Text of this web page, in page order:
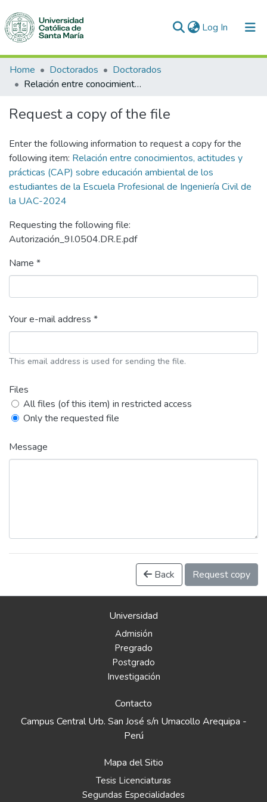
Log In (current)
Communities & Collections
All of DSpace
Statistics
Home Doctorados
Doctorados
Relación entre conocimientos, actitudes y prácticas (CAP) sobre educación ambiental de los estudiantes de la Escuela Profesional de Ingeniería Civil de la UAC-2024
Request a copy of the file
Enter the following information to request a copy for the
following item: Relación entre conocimientos, actitudes y
prácticas (CAP) sobre educación ambiental de los
estudiantes de la Escuela Profesional de Ingeniería Civil de
la UAC-2024
Requesting the following file:
Autorización_9I.0504.DR.E.pdf
Name *
Your e-mail address *
This email address is used for sending the file.
Files
All files (of this item) in restricted access
Only the requested file
Message
Back Request copy
Universidad
Admisión
Pregrado
Postgrado
Investigación
Contacto
Campus Central Urb. San José s/n Umacollo Arequipa -
Perú
Mapa del Sitio
Tesis Licenciaturas
Segundas Especialidades